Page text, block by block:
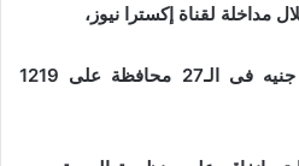
مداخلة لقناة إكسترا نيوز،
ان الدولة أنفقت 177 مليار جنيه فى الـ27 محافظة على 1219